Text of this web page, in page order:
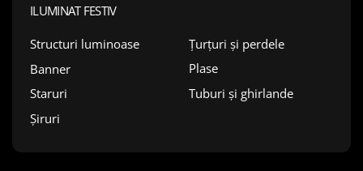
ILUMINAT FESTIV
Structuri luminoase
Banner
Staruri
Șiruri
Țurțuri și perdele
Plase
Tuburi și ghirlande